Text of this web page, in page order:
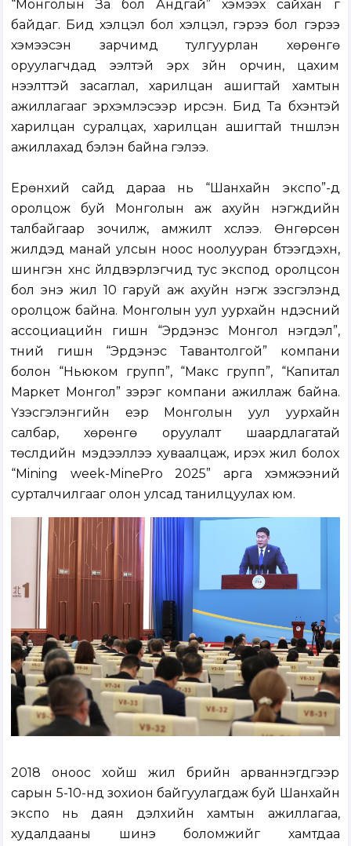
“Монголын За бол Андгай” хэмээх сайхан үг
байдаг. Бид хэлцэл бол хэлцэл, гэрээ бол гэрээ
хэмээсэн зарчимд тулгуурлан хөрөнгө
оруулагчдад ээлтэй эрх зүйн орчин, цахим
нээлттэй засаглал, харилцан ашигтай хамтын
ажиллагааг эрхэмлэсээр ирсэн. Бид Та бүхэнтэй
харилцан суралцах, харилцан ашигтай түншлэн
ажиллахад бэлэн байна гэлээ.
Ерөнхий сайд дараа нь “Шанхайн экспо”-д
оролцож буй Монголын аж ахуйн нэгжүүдийн
талбайгаар зочилж, амжилт хүслээ. Өнгөрсөн
жилүүдэд манай улсын ноос ноолууран бүтээгдэхүүн,
шингэн хүнс үйлдвэрлэгчид тус экспод оролцсон
бол энэ жил 10 гаруй аж ахуйн нэгж үзэсгэлэнд
оролцож байна. Монголын уул уурхайн үндэсний
ассоциацийн гишүүн “Эрдэнэс Монгол нэгдэл”,
түүний гишүүн “Эрдэнэс Тавантолгой” компани
болон “Ньюком групп”, “Макс групп”, “Капитал
Маркет Монгол” зэрэг компани ажиллаж байна.
Үзэсгэлэнгийн үеэр Монголын уул уурхайн
салбар, хөрөнгө оруулалт шаардлагатай
төслүүдийн мэдээллээ хуваалцаж, ирэх жил болох
“Mining week-MinePro 2025” арга хэмжээний
сурталчилгааг олон улсад танилцуулах юм.
2018 оноос хойш жил бүрийн арваннэгдүгээр
сарын 5-10-нд зохион байгуулагдаж буй Шанхайн
экспо нь даян дэлхийн хамтын ажиллагаа,
худалдааны шинэ боломжийг хамтдаа